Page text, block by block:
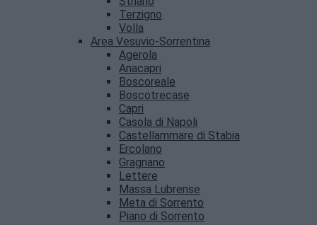
Terzigno
Volla
Area Vesuvio-Sorrentina
Agerola
Anacapri
Boscoreale
Boscotrecase
Capri
Casola di Napoli
Castellammare di Stabia
Ercolano
Gragnano
Lettere
Massa Lubrense
Meta di Sorrento
Piano di Sorrento